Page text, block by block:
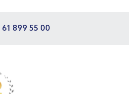
61 899 55 00